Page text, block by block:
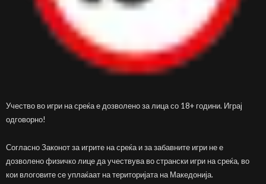
Учество во игри на среќа е дозволено за лица со 18+ години. Играј
одговорно!
Согласно Законот за игрите на среќа и за забавните игри не е
дозволено физичко лице да учествува во странски игри на среќа, во
кои влоговите се уплаќаат на територијата на Македонија.